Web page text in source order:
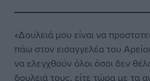
«Δουλειά μου είναι να
πάω στον εισαγγελέα του
να ελεγχθούν όλοι όσοι δεν
δουλειά τους, είτε τώρα με τα